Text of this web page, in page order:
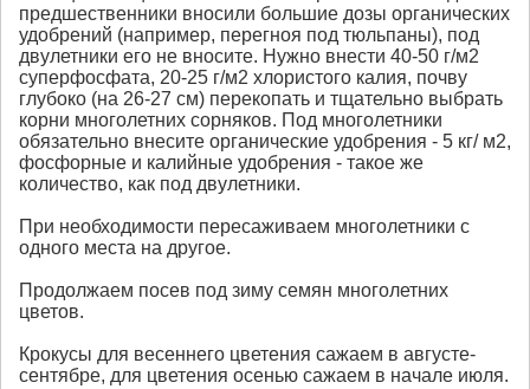
предшественники вносили большие дозы органических
удобрений (например, перегноя под тюльпаны), под
двулетники его не вносите. Нужно внести 40-50 г/м2
суперфосфата, 20-25 г/м2 хлористого калия, почву
глубоко (на 26-27 см) перекопать и тщательно выбрать
корни многолетних сорняков. Под многолетники
обязательно внесите органические удобрения - 5 кг/ м2,
фосфорные и калийные удобрения - такое же
количество, как под двулетники.
При необходимости пересаживаем многолетники с
одного места на другое.
Продолжаем посев под зиму семян многолетних
цветов.
Крокусы для весеннего цветения сажаем в августе-
сентябре, для цветения осенью сажаем в начале июля.